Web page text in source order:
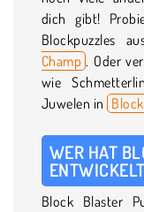
dich gibt!
Blockpuzzles
Champ . Oder
wie
Juwelen in
WER HAT
Block Blaster